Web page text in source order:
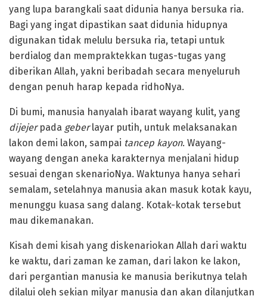
yang lupa barangkali saat didunia hanya bersuka ria.
Bagi yang ingat dipastikan saat didunia hidupnya
digunakan tidak melulu bersuka ria, tetapi untuk
berdialog dan mempraktekkan tugas-tugas yang
diberikan Allah, yakni beribadah secara menyeluruh
dengan penuh harap kepada ridhoNya.
Di bumi, manusia hanyalah ibarat wayang kulit, yang
dijejer pada geberlayar putih, untuk melaksanakan
lakon demi lakon, sampai tancep kayon. Wayang-
wayang dengan aneka karakternya menjalani hidup
sesuai dengan skenarioNya. Waktunya hanya sehari
semalam, setelahnya manusia akan masuk kotak kayu,
menunggu kuasa sang dalang. Kotak-kotak tersebut
mau dikemanakan.
Kisah demi kisah yang diskenariokan Allah dari waktu
ke waktu, dari zaman ke zaman, dari lakon ke lakon,
dari pergantian manusia ke manusia berikutnya telah
dilalui oleh sekian milyar manusia dan akan dilanjutkan